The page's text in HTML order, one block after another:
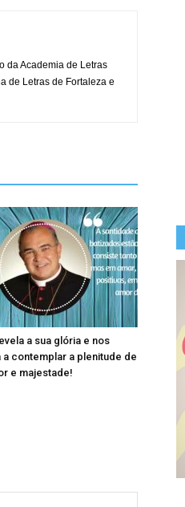
da Academia de Letras
de Letras de Fortaleza e
a sua glória e nos
a contemplar a plenitude de
e majestade!